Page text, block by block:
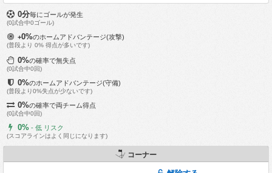
0分毎にゴールが発生
(0試合中0ゴール)
+0%のホームアドバンテージ(攻撃)
(普段より 0% 得点が多いです)
0%の確率で無失点
(0試合中0回)
0%のホームアドバンテージ(守備)
(普段より0%失点が少ないです)
0%の確率で両チーム得点
(0試合中0回)
0% - 低 リスク
(スコアラインはよく同じになります)
コーナー